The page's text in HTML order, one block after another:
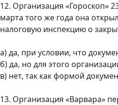
12. Организация «Гороскоп»
марта того же года она
налоговую инспекцию о
а) да, при условии, что
б) да, но для этого
в) нет, так как формой
13. Организация «Варвара»